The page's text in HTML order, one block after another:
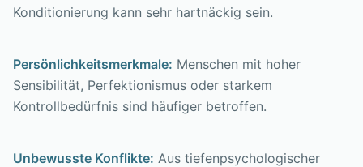
Konditionierung kann sehr hartnäckig sein.
Persönlichkeitsmerkmale: Menschen mit hoher
Sensibilität, Perfektionismus oder starkem
Kontrollbedürfnis sind häufiger betroffen.
Unbewusste Konflikte: Aus tiefenpsychologischer